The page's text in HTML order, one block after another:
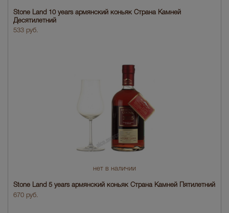
Stone Land 10 years армянский коньяк Страна Камней
Десятилетний
533 руб.
нет в наличии
Stone Land 5 years армянский коньяк Страна Камней Пятилетний
670 руб.